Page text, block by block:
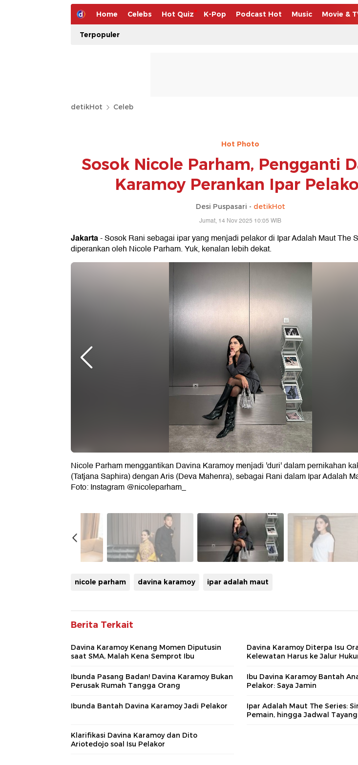
Home Celebs Hot Quiz K-Pop Podcast Hot Music Movie &
Terpopuler
detikHot Celeb
Hot Photo
Sosok Nicole Parham, Pengganti
Karamoy Perankan Ipar
Desi Puspasari - detikHot
Jumat, 14 Nov 2025 10:05 WIB
Jakarta- Sosok Rani sebagai ipar yang menjadi pelakor di Ipar Adalah Maut The
diperankan oleh Nicole Parham. Yuk, kenalan lebih dekat.
Nicole Parham menggantikan Davina Karamoy menjadi 'duri' dalam pernikahan
(Tatjana Saphira) dengan Aris (Deva Mahenra), sebagai Rani dalam Ipar Adalah
Foto: Instagram @nicoleparham_
nicole parham davina karamoy ipar adalah maut
Berita Terkait
Davina Karamoy Kenang Momen Diputusin
saat SMA, Malah Kena Semprot Ibu
Davina Karamoy Diterpa Isu
Kelewatan Harus ke Jalur
Ibunda Pasang Badan! Davina Karamoy Bukan
Perusak Rumah Tangga Orang
Ibu Davina Karamoy Bantah
Pelakor: Saya Jamin
Ibunda Bantah Davina Karamoy Jadi Pelakor
Ipar Adalah Maut The Series:
Pemain, hingga Jadwal Tayang
Klarifikasi Davina Karamoy dan Dito
Ariotedojo soal Isu Pelakor